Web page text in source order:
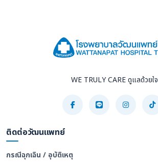
WE TRULY CARE ดูแลด้วยใจ
ติดต่อวัฒนแพทย์
กรณีฉุกเฉิน / อุบัติเหตุ